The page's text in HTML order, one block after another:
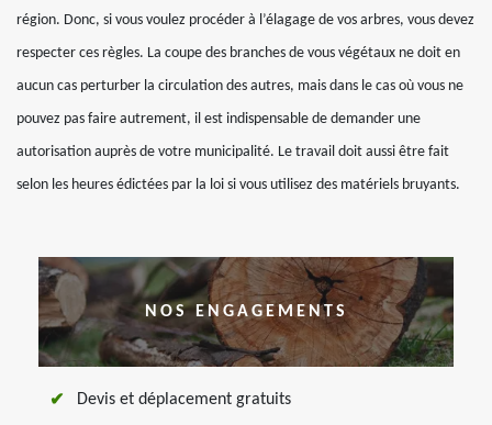
région. Donc, si vous voulez procéder à l’élagage de vos arbres, vous devez
respecter ces règles. La coupe des branches de vous végétaux ne doit en
aucun cas perturber la circulation des autres, mais dans le cas où vous ne
pouvez pas faire autrement, il est indispensable de demander une
autorisation auprès de votre municipalité. Le travail doit aussi être fait
selon les heures édictées par la loi si vous utilisez des matériels bruyants.
NOS ENGAGEMENTS
Devis et déplacement gratuits